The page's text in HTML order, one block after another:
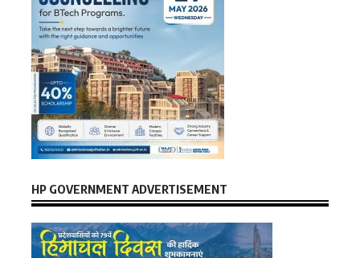
HP GOVERNMENT ADVERTISEMENT